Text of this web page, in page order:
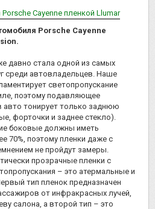
Cayenne пленкой Llumar
Porsche Cayenne
давно стала одной из самых
среди автовладельцев. Наше
светопропускание
поэтому подавляющее
тонирует только заднюю
форточки и заднее стекло).
боковые должны иметь
70%, поэтому пленки даже с
не пройдут замеры.
прозрачные пленки с
– это атермальные и
тип пленок предназначен
от инфракрасных лучей,
салона, а второй тип – это